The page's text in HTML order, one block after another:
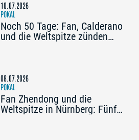
10.07.2026
POKAL
Noch 50 Tage: Fan, Calderano
und die Weltspitze zünden
08.07.2026
POKAL
Fan Zhendong und die
Weltspitze in Nürnberg: Fünf